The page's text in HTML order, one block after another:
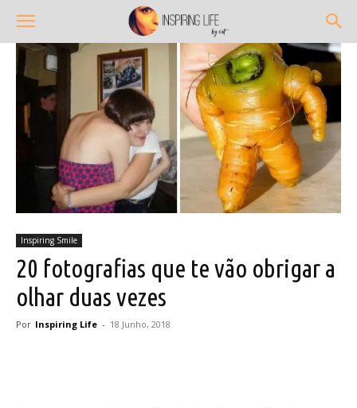
Inspiring Smile
20 fotografias que te vão obrigar a
olhar duas vezes
Por Inspiring Life - 18 Junho, 2018